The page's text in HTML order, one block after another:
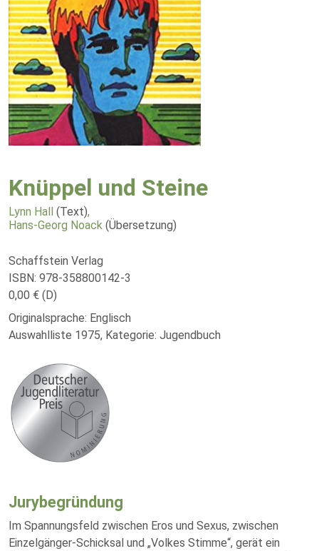
Knüppel und Steine
Lynn Hall (Text),
Hans-Georg Noack (Übersetzung)
Schaffstein Verlag
ISBN: 978-358800142-3
0,00 € (D)
Originalsprache: Englisch
Auswahlliste 1975, Kategorie: Jugendbuch
Jurybegründung
Im Spannungsfeld zwischen Eros und Sexus, zwischen
Einzelgänger-Schicksal und „Volkes Stimme“, gerät ein